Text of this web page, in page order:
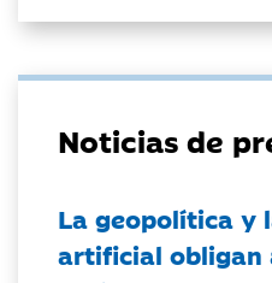
Noticias de
La geopolítica y
artificial obligan